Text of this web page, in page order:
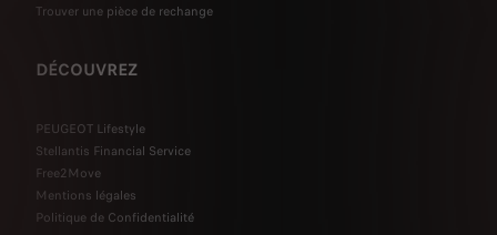
Trouver une pièce de rechange
DÉCOUVREZ
PEUGEOT Lifestyle
Stellantis Financial Service
Free2Move
Mentions légales
Politique de Confidentialité